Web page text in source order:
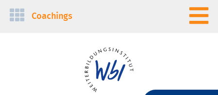
Navigation
Coachings